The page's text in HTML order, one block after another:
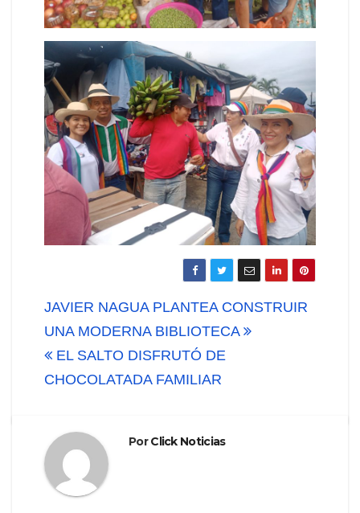
Navegación
de
entradas
JAVIER NAGUA PLANTEA CONSTRUIR
UNA MODERNA BIBLIOTECA
EL SALTO DISFRUTÓ DE
CHOCOLATADA FAMILIAR
PorClick Noticias